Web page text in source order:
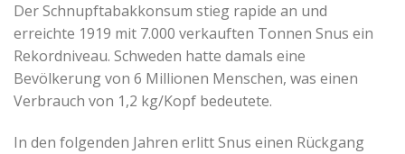
Der Schnupftabakkonsum stieg rapide an und
erreichte 1919 mit 7.000 verkauften Tonnen Snus ein
Rekordniveau. Schweden hatte damals eine
Bevölkerung von 6 Millionen Menschen, was einen
Verbrauch von 1,2 kg/Kopf bedeutete.
In den folgenden Jahren erlitt Snus einen Rückgang